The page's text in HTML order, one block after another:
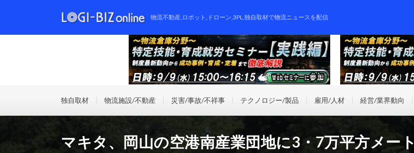
物流不動産,ロボット,ドローン,3PL,独自取材で物流ニュースを配信
独自取材 物流施設/不動産 災害/事故/不祥事 テクノロジー/製品 雇用/人材 経営/業界動向
マキタ、岡山の空港南産業団地に3・7万平方メート